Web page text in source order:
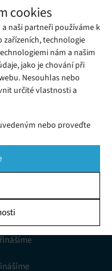
cookies
naši partneři používáme k
technologie
nám a našim
jako je chování při
Nesouhlas nebo
určité vlastnosti a
nebo proveďte
použity pouze na tomto
kliknutím na tlačítko
zařízení, Porozumění
údajů z
Který vybrat?
holení? Naše srovnání
skutečné výsledky